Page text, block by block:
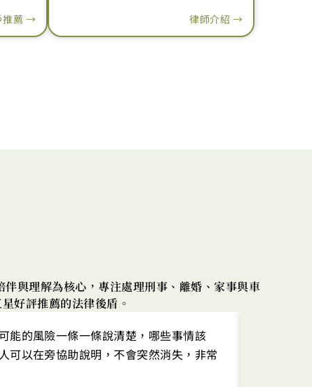
推薦 → 律師介紹 →
與理解為核心，專注處理刑事、離婚、家事與車
好評推薦的法律後盾。
能的風險一條一條說清楚，哪些事情該
可以在旁協助說明，不會突然消失，非常